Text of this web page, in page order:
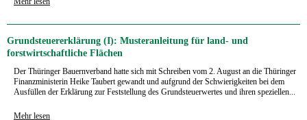
Grundsteuererklärung (I): Musteranleitung für land- und
forstwirtschaftliche Flächen
Der Thüringer Bauernverband hatte sich mit Schreiben vom 2. August an die Thüringer
Finanzministerin Heike Taubert gewandt und aufgrund der Schwierigkeiten bei dem
Ausfüllen der Erklärung zur Feststellung des Grundsteuerwertes und ihren speziellen...
Mehr lesen